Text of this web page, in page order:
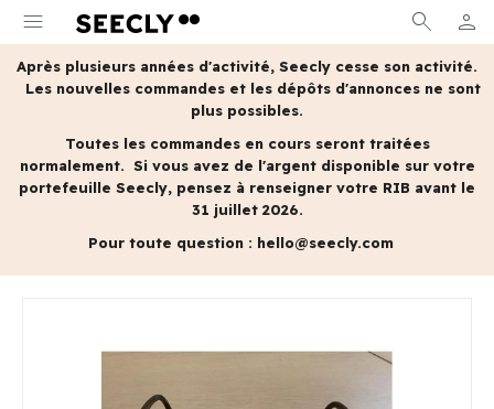
menu search person
MON
Après plusieurs années d'activité, Seecly cesse son activité.
Les nouvelles commandes et les dépôts d'annonces ne sont
plus possibles.
Toutes les commandes en cours seront traitées
normalement. Si vous avez de l'argent disponible sur votre
portefeuille Seecly, pensez à renseigner votre RIB avant le
31 juillet 2026.
Pour toute question : hello@seecly.com